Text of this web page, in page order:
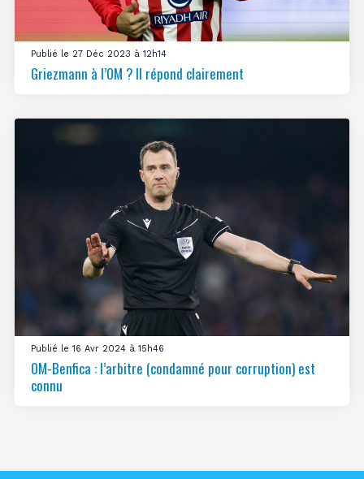
Publié le 27 Déc 2023 à 12h14
Griezmann à l’OM ? Il répond clairement
Publié le 16 Avr 2024 à 15h46
OM-Benfica : l’arbitre (condamné pour corruption) est
connu